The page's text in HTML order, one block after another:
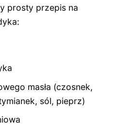
prosty przepis na
masła (czosnek,
sól, pieprz)